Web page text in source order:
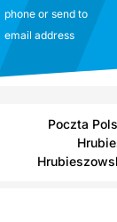
phone or send to
email address
Poczta